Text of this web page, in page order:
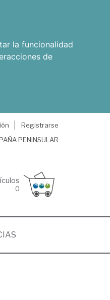
la funcionalidad
de
Registrarse
PENINSULAR
0